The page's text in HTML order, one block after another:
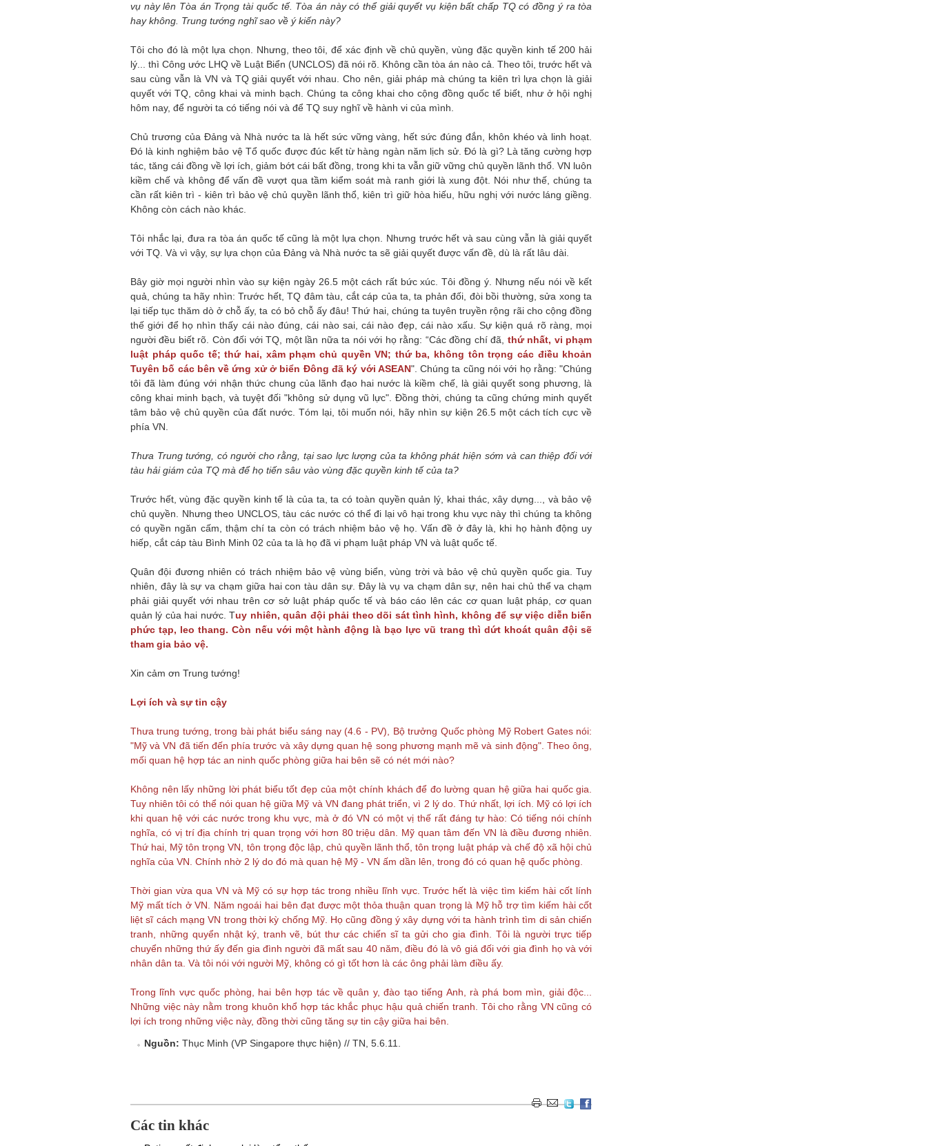
vụ này lên Tòa án Trọng tài quốc tế. Tòa án này có thể giải quyết vụ kiện bất chấp TQ có đồng ý ra tòa
hay không. Trung tướng nghĩ sao về ý kiến này?
Tôi cho đó là một lựa chọn. Nhưng, theo tôi, để xác định về chủ quyền, vùng đặc quyền kinh tế 200 hải
lý... thì Công ước LHQ về Luật Biển (UNCLOS) đã nói rõ. Không cần tòa án nào cả. Theo tôi, trước hết và
sau cùng vẫn là VN và TQ giải quyết với nhau. Cho nên, giải pháp mà chúng ta kiên trì lựa chọn là giải
quyết với TQ, công khai và minh bạch. Chúng ta công khai cho cộng đồng quốc tế biết, như ở hội nghị
hôm nay, để người ta có tiếng nói và để TQ suy nghĩ về hành vi của mình.
Chủ trương của Đảng và Nhà nước ta là hết sức vững vàng, hết sức đúng đắn, khôn khéo và linh hoạt.
Đó là kinh nghiệm bảo vệ Tổ quốc được đúc kết từ hàng ngàn năm lịch sử. Đó là gì? Là tăng cường hợp
tác, tăng cái đồng về lợi ích, giảm bớt cái bất đồng, trong khi ta vẫn giữ vững chủ quyền lãnh thổ. VN luôn
kiềm chế và không để vấn đề vượt qua tầm kiểm soát mà ranh giới là xung đột. Nói như thế, chúng ta
cần rất kiên trì - kiên trì bảo vệ chủ quyền lãnh thổ, kiên trì giữ hòa hiếu, hữu nghị với nước láng giềng.
Không còn cách nào khác.
Tôi nhắc lại, đưa ra tòa án quốc tế cũng là một lựa chọn. Nhưng trước hết và sau cùng vẫn là giải quyết
với TQ. Và vì vậy, sự lựa chọn của Đảng và Nhà nước ta sẽ giải quyết được vấn đề, dù là rất lâu dài.
Bây giờ mọi người nhìn vào sự kiện ngày 26.5 một cách rất bức xúc. Tôi đồng ý. Nhưng nếu nói về kết
quả, chúng ta hãy nhìn: Trước hết, TQ đâm tàu, cắt cáp của ta, ta phản đối, đòi bồi thường, sửa xong ta
lại tiếp tục thăm dò ở chỗ ấy, ta có bỏ chỗ ấy đâu! Thứ hai, chúng ta tuyên truyền rộng rãi cho cộng đồng
thế giới để họ nhìn thấy cái nào đúng, cái nào sai, cái nào đẹp, cái nào xấu. Sự kiện quá rõ ràng, mọi
người đều biết rõ. Còn đối với TQ, một lần nữa ta nói với họ rằng: “Các đồng chí đã, thứ nhất, vi phạm
luật pháp quốc tế; thứ hai, xâm phạm chủ quyền VN; thứ ba, không tôn trọng các điều khoản
Tuyên bố các bên về ứng xử ở biển Đông đã ký với ASEAN". Chúng ta cũng nói với họ rằng: "Chúng
tôi đã làm đúng với nhận thức chung của lãnh đạo hai nước là kiềm chế, là giải quyết song phương, là
công khai minh bạch, và tuyệt đối "không sử dụng vũ lực". Đồng thời, chúng ta cũng chứng minh quyết
tâm bảo vệ chủ quyền của đất nước. Tóm lại, tôi muốn nói, hãy nhìn sự kiện 26.5 một cách tích cực về
phía VN.
Thưa Trung tướng, có người cho rằng, tại sao lực lượng của ta không phát hiện sớm và can thiệp đối với
tàu hải giám của TQ mà để họ tiến sâu vào vùng đặc quyền kinh tế của ta?
Trước hết, vùng đặc quyền kinh tế là của ta, ta có toàn quyền quản lý, khai thác, xây dựng..., và bảo vệ
chủ quyền. Nhưng theo UNCLOS, tàu các nước có thể đi lại vô hại trong khu vực này thì chúng ta không
có quyền ngăn cấm, thậm chí ta còn có trách nhiệm bảo vệ họ. Vấn đề ở đây là, khi họ hành động uy
hiếp, cắt cáp tàu Bình Minh 02 của ta là họ đã vi phạm luật pháp VN và luật quốc tế.
Quân đội đương nhiên có trách nhiệm bảo vệ vùng biển, vùng trời và bảo vệ chủ quyền quốc gia. Tuy
nhiên, đây là sự va chạm giữa hai con tàu dân sự. Đây là vụ va chạm dân sự, nên hai chủ thể va chạm
phải giải quyết với nhau trên cơ sở luật pháp quốc tế và báo cáo lên các cơ quan luật pháp, cơ quan
quản lý của hai nước. Tuy nhiên, quân đội phải theo dõi sát tình hình, không để sự việc diễn biến
phức tạp, leo thang. Còn nếu với một hành động là bạo lực vũ trang thì dứt khoát quân đội sẽ
tham gia bảo vệ.
Xin cảm ơn Trung tướng!
Lợi ích và sự tin cậy
Thưa trung tướng, trong bài phát biểu sáng nay (4.6 - PV), Bộ trưởng Quốc phòng Mỹ Robert Gates nói:
"Mỹ và VN đã tiến đến phía trước và xây dựng quan hệ song phương mạnh mẽ và sinh động". Theo ông,
mối quan hệ hợp tác an ninh quốc phòng giữa hai bên sẽ có nét mới nào?
Không nên lấy những lời phát biểu tốt đẹp của một chính khách để đo lường quan hệ giữa hai quốc gia.
Tuy nhiên tôi có thể nói quan hệ giữa Mỹ và VN đang phát triển, vì 2 lý do. Thứ nhất, lợi ích. Mỹ có lợi ích
khi quan hệ với các nước trong khu vực, mà ở đó VN có một vị thế rất đáng tự hào: Có tiếng nói chính
nghĩa, có vị trí địa chính trị quan trọng với hơn 80 triệu dân. Mỹ quan tâm đến VN là điều đương nhiên.
Thứ hai, Mỹ tôn trọng VN, tôn trọng độc lập, chủ quyền lãnh thổ, tôn trọng luật pháp và chế độ xã hội chủ
nghĩa của VN. Chính nhờ 2 lý do đó mà quan hệ Mỹ - VN ấm dần lên, trong đó có quan hệ quốc phòng.
Thời gian vừa qua VN và Mỹ có sự hợp tác trong nhiều lĩnh vực. Trước hết là việc tìm kiếm hài cốt lính
Mỹ mất tích ở VN. Năm ngoái hai bên đạt được một thỏa thuận quan trọng là Mỹ hỗ trợ tìm kiếm hài cốt
liệt sĩ cách mạng VN trong thời kỳ chống Mỹ. Họ cũng đồng ý xây dựng với ta hành trình tìm di sản chiến
tranh, những quyển nhật ký, tranh vẽ, bút thư các chiến sĩ ta gửi cho gia đình. Tôi là người trực tiếp
chuyển những thứ ấy đến gia đình người đã mất sau 40 năm, điều đó là vô giá đối với gia đình họ và với
nhân dân ta. Và tôi nói với người Mỹ, không có gì tốt hơn là các ông phải làm điều ấy.
Trong lĩnh vực quốc phòng, hai bên hợp tác về quân y, đào tạo tiếng Anh, rà phá bom mìn, giải độc...
Những việc này nằm trong khuôn khổ hợp tác khắc phục hậu quả chiến tranh. Tôi cho rằng VN cũng có
lợi ích trong những việc này, đồng thời cũng tăng sự tin cậy giữa hai bên.
Nguồn: Thục Minh (VP Singapore thực hiện) // TN, 5.6.11.
Các tin khác